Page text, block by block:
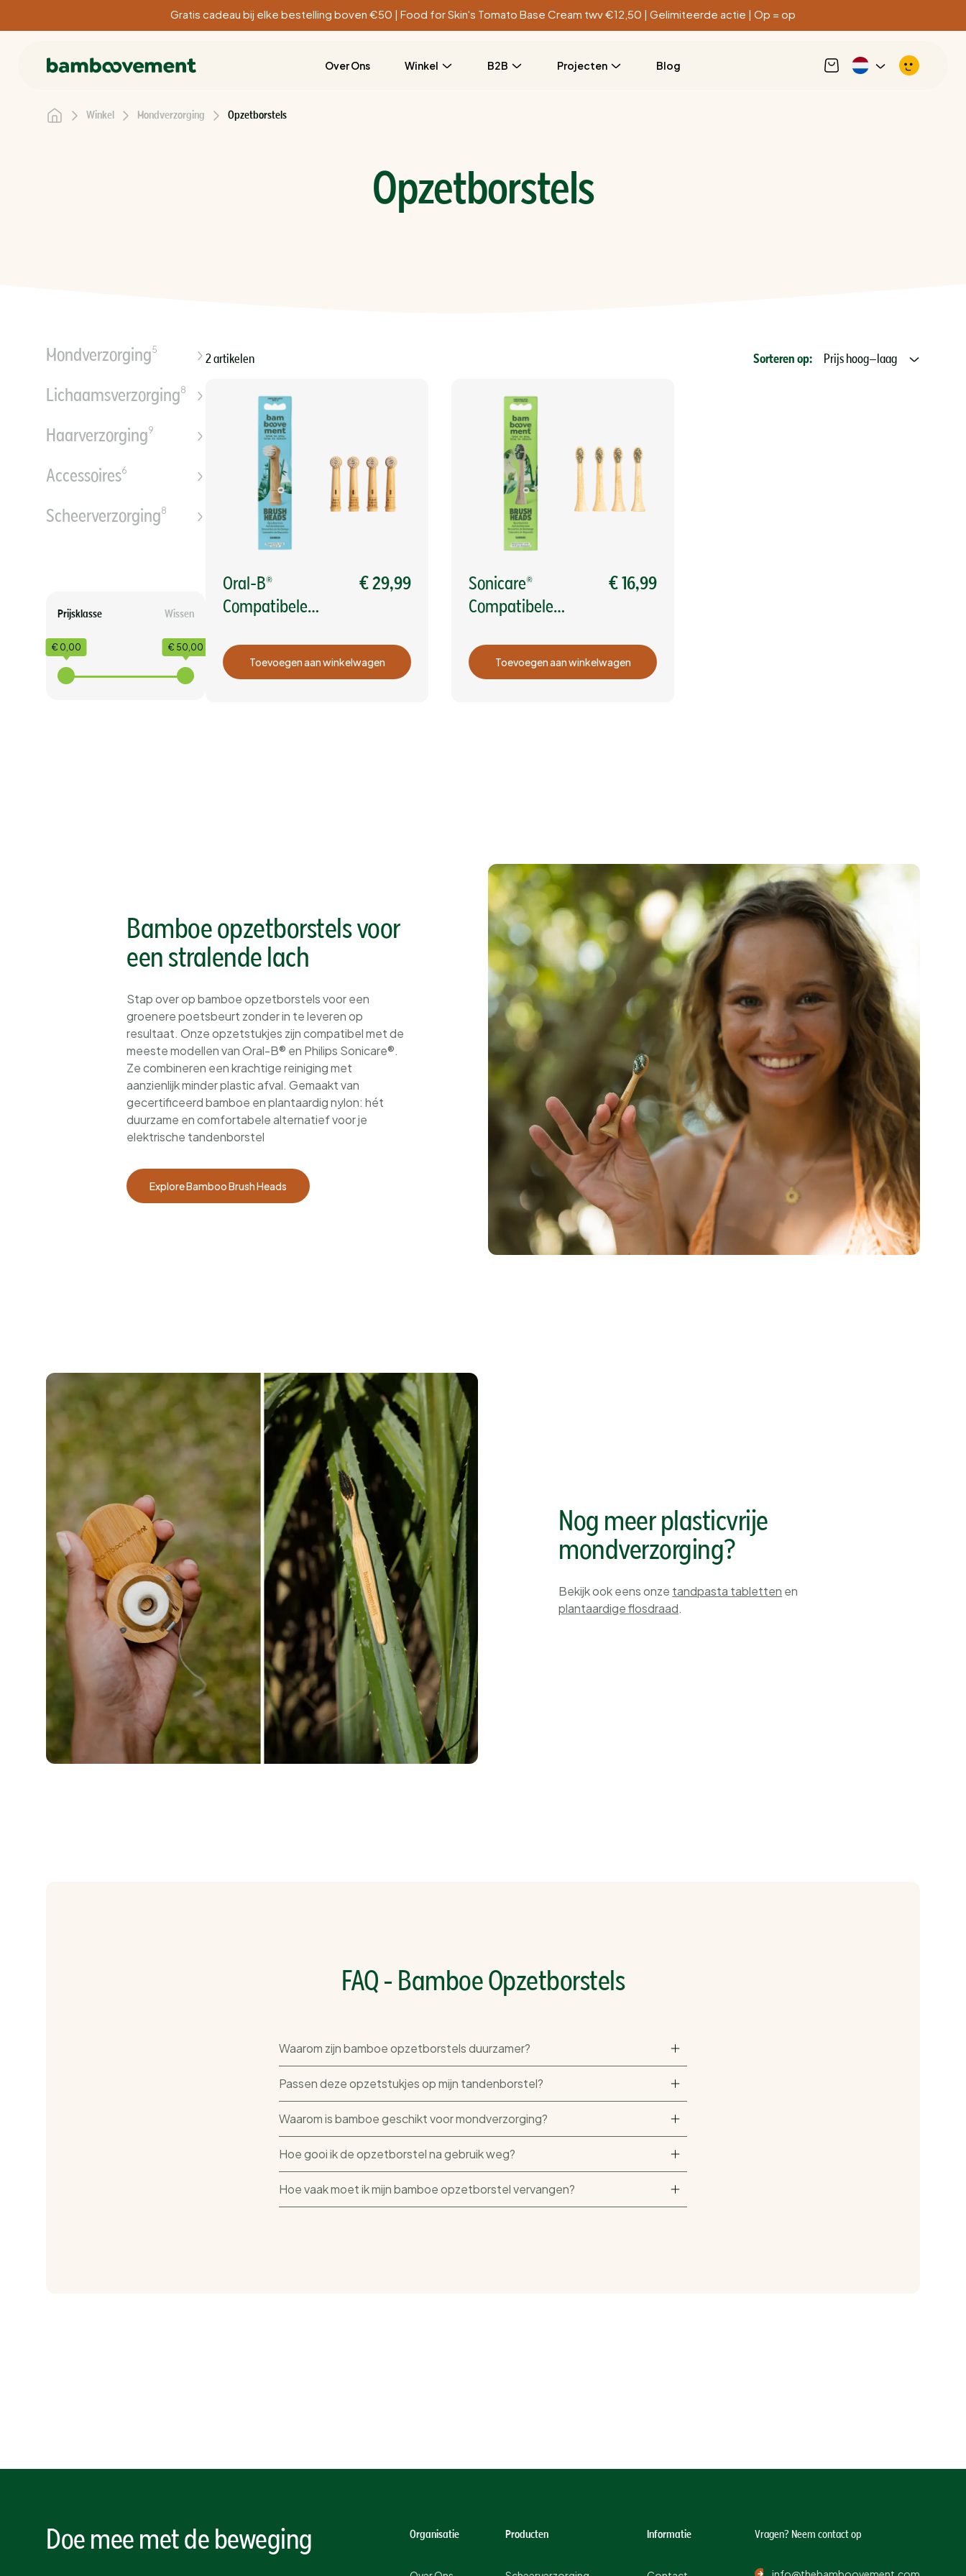
Gratis cadeau bij elke bestelling boven €50 | Food for Skin's Tomato Base Cream twv €12,50 | Gelimiteerde actie | Op = op
Over Ons Winkel B2B Projecten Blog
Winkel Mondverzorging Opzetborstels
Opzetborstels
Mondverzorging5
Lichaamsverzorging8
Haarverzorging9
Accessoires6
Scheerverzorging8
Prijsklasse Wissen
€ 0,00 € 50,00
2 artikelen Sorteren op: Prijs hoog–laag
Oral-B®
Compatibele
€ 29,99
Frequentie
eenmalig
Toevoegen aan winkelwagen
Sonicare®
Compatibele
€ 16,99
Frequentie
eenmalig
Toevoegen aan winkelwagen
Bamboe opzetborstels voor
een stralende lach
Stap over op bamboe opzetborstels voor een
groenere poetsbeurt zonder in te leveren op
resultaat. Onze opzetstukjes zijn compatibel met de
meeste modellen van Oral-B® en Philips Sonicare®.
Ze combineren een krachtige reiniging met
aanzienlijk minder plastic afval. Gemaakt van
gecertificeerd bamboe en plantaardig nylon: hét
duurzame en comfortabele alternatief voor je
elektrische tandenborstel
Explore Bamboo Brush Heads
Nog meer plasticvrije
mondverzorging?
Bekijk ook eens onze tandpasta tabletten en
plantaardige flosdraad.
FAQ - Bamboe Opzetborstels
Waarom zijn bamboe opzetborstels duurzamer?
Passen deze opzetstukjes op mijn tandenborstel?
Waarom is bamboe geschikt voor mondverzorging?
Hoe gooi ik de opzetborstel na gebruik weg?
Hoe vaak moet ik mijn bamboe opzetborstel vervangen?
Doe mee met de beweging Organisatie Producten Informatie Vragen? Neem contact op